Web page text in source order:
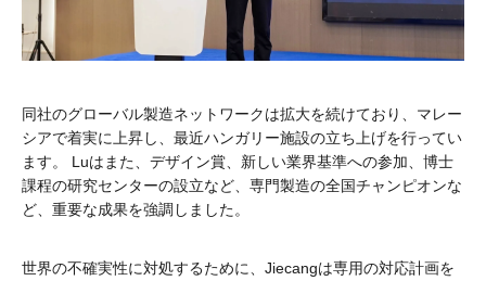
同社のグローバル製造ネットワークは拡大を続けており、マレー
シアで着実に上昇し、最近ハンガリー施設の立ち上げを行ってい
ます。 Luはまた、デザイン賞、新しい業界基準への参加、博士
課程の研究センターの設立など、専門製造の全国チャンピオンな
ど、重要な成果を強調しました。
世界の不確実性に対処するために、Jiecangは専用の対応計画を